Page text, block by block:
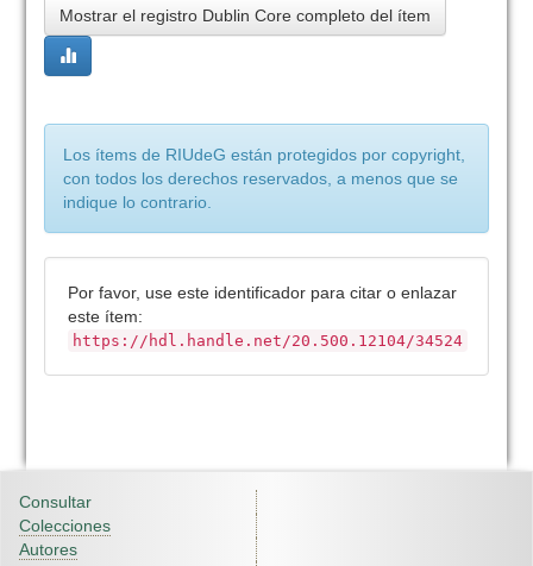
Mostrar el registro Dublin Core completo del ítem
Los ítems de RIUdeG están protegidos por copyright,
con todos los derechos reservados, a menos que se
indique lo contrario.
Por favor, use este identificador para citar o enlazar
este ítem:
https://hdl.handle.net/20.500.12104/34524
Consultar
Colecciones
Autores